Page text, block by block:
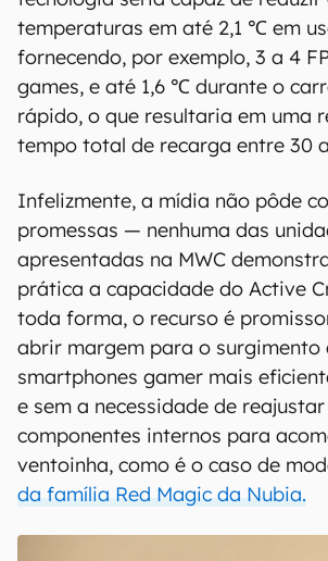
Conforme apontam os portais
acesso ao telefone, a tecnologia
impacto nas dimensões e peso
mas prometem benefícios
tecnologia seria capaz de reduzir
temperaturas em até 2,1 ℃ em
fornecendo, por exemplo, 3 a 4
games, e até 1,6 ℃ durante o
rápido, o que resultaria em uma
tempo total de recarga entre 30
Infelizmente, a mídia não pôde
promessas — nenhuma das
apresentadas na MWC
prática a capacidade do Active